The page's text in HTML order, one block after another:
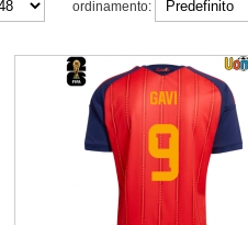
ordinamento: